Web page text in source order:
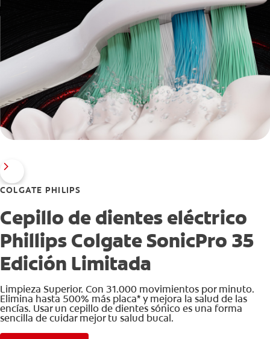
COLGATE PHILIPS
Cepillo de dientes eléctrico
Phillips Colgate SonicPro 35
Edición Limitada
Limpieza Superior. Con 31.000 movimientos por minuto.
Elimina hasta 500% más placa* y mejora la salud de las
encías. Usar un cepillo de dientes sónico es una forma
sencilla de cuidar mejor tu salud bucal.